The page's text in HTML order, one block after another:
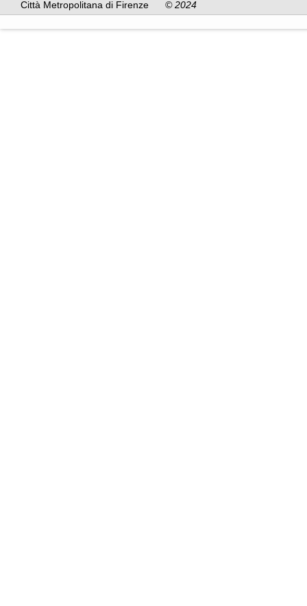
Città Metropolitana di Firenze © 2024